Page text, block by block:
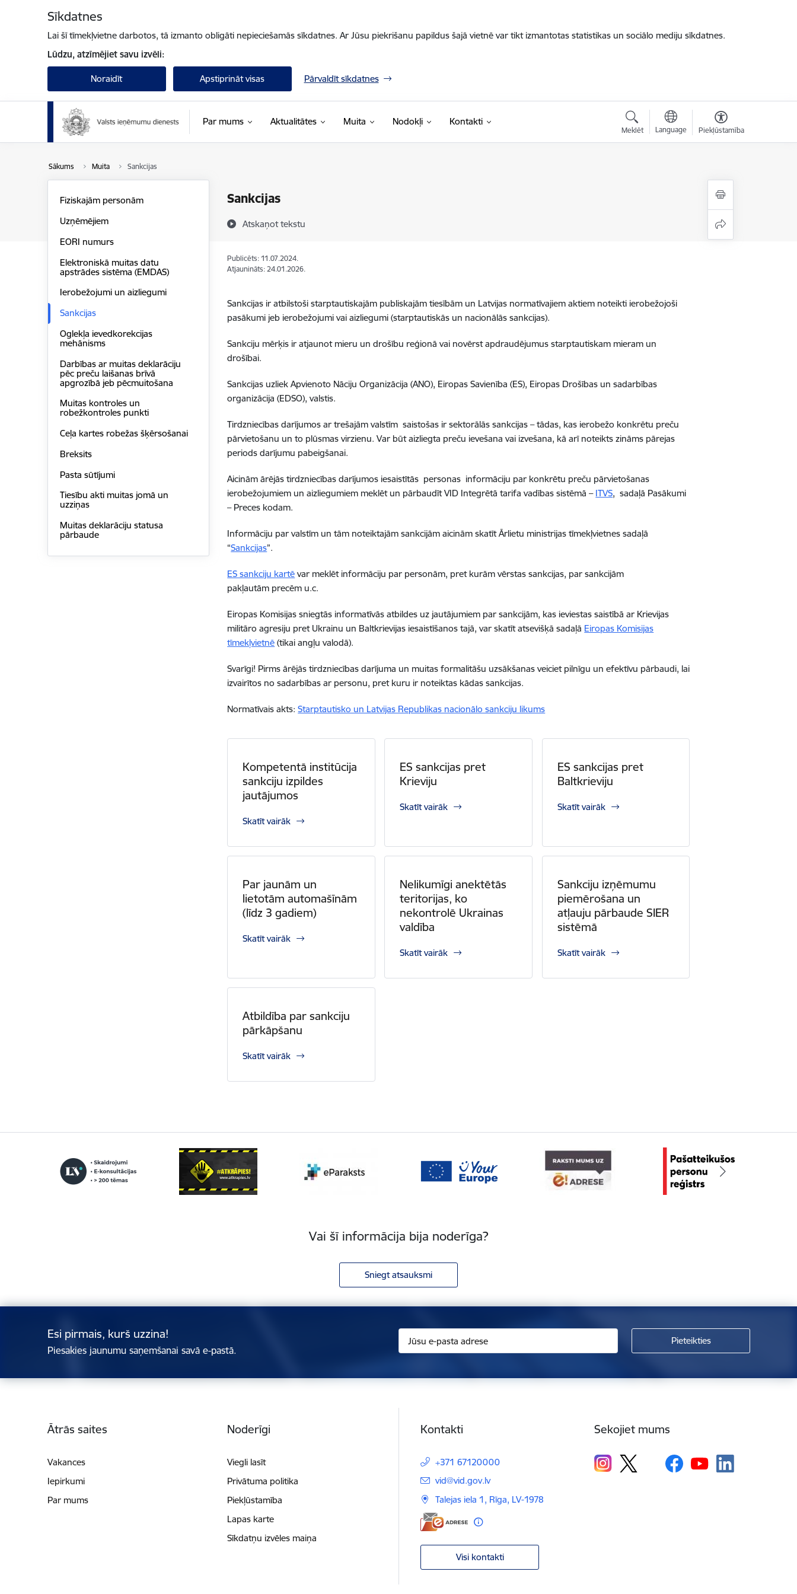
Sīkdatnes
Lai šī tīmekļvietne darbotos, tā izmanto obligāti nepieciešamās sīkdatnes. Ar Jūsu piekrišanu papildus šajā vietnē var tikt izmantotas statistikas un sociālo mediju sīkdatnes.
Lūdzu, atzīmējiet savu izvēli:
Noraidīt Apstiprināt visas Pārvaldīt sīkdatnes
Par mums Aktualitātes Muita Nodokļi Kontakti
Meklēt Language Piekļūstamība
Sākums Muita Sankcijas
Sankcijas
Atskaņot tekstu
Fiziskajām personām
Uzņēmējiem
EORI numurs
Elektroniskā muitas datu
apstrādes sistēma (EMDAS)
Ierobežojumi un aizliegumi
Sankcijas
Oglekļa ievedkorekcijas
mehānisms
Darbības ar muitas deklarāciju
pēc preču laišanas brīvā
apgrozībā jeb pēcmuitošana
Muitas kontroles un
robežkontroles punkti
Ceļa kartes robežas šķērsošanai
Breksits
Pasta sūtījumi
Tiesību akti muitas jomā un
uzziņas
Muitas deklarāciju statusa
pārbaude
Publicēts: 11.07.2024.
Atjaunināts: 24.01.2026.
Sankcijas ir atbilstoši starptautiskajām publiskajām tiesībām un Latvijas normatīvajiem aktiem noteikti ierobežojoši
pasākumi jeb ierobežojumi vai aizliegumi (starptautiskās un nacionālās sankcijas).
Sankciju mērķis ir atjaunot mieru un drošību reģionā vai novērst apdraudējumus starptautiskam mieram un
drošībai.
Sankcijas uzliek Apvienoto Nāciju Organizācija (ANO), Eiropas Savienība (ES), Eiropas Drošības un sadarbības
organizācija (EDSO), valstis.
Tirdzniecības darījumos ar trešajām valstīm saistošas ir sektorālās sankcijas – tādas, kas ierobežo konkrētu preču
pārvietošanu un to plūsmas virzienu. Var būt aizliegta preču ievešana vai izvešana, kā arī noteikts zināms pārejas
periods darījumu pabeigšanai.
Aicinām ārējās tirdzniecības darījumos iesaistītās personas informāciju par konkrētu preču pārvietošanas
ierobežojumiem un aizliegumiem meklēt un pārbaudīt VID Integrētā tarifa vadības sistēmā – ITVS, sadaļā Pasākumi
– Preces kodam.
Informāciju par valstīm un tām noteiktajām sankcijām aicinām skatīt Ārlietu ministrijas tīmekļvietnes sadaļā
“Sankcijas”.
ES sankciju kartē var meklēt informāciju par personām, pret kurām vērstas sankcijas, par sankcijām
pakļautām precēm u.c.
Eiropas Komisijas sniegtās informatīvās atbildes uz jautājumiem par sankcijām, kas ieviestas saistībā ar Krievijas
militāro agresiju pret Ukrainu un Baltkrievijas iesaistīšanos tajā, var skatīt atsevišķā sadaļā Eiropas Komisijas
tīmekļvietnē (tikai angļu valodā).
Svarīgi! Pirms ārējās tirdzniecības darījuma un muitas formalitāšu uzsākšanas veiciet pilnīgu un efektīvu pārbaudi, lai
izvairītos no sadarbības ar personu, pret kuru ir noteiktas kādas sankcijas.
Normatīvais akts:Starptautisko un Latvijas Republikas nacionālo sankciju likums
Kompetentā institūcija
sankciju izpildes
jautājumos
Skatīt vairāk
ES sankcijas pret
Krieviju
Skatīt vairāk
ES sankcijas pret
Baltkrieviju
Skatīt vairāk
Par jaunām un
lietotām automašīnām
(līdz 3 gadiem)
Skatīt vairāk
Nelikumīgi anektētās
teritorijas, ko
nekontrolē Ukrainas
valdība
Skatīt vairāk
Sankciju izņēmumu
piemērošana un
atļauju pārbaude SIER
sistēmā
Skatīt vairāk
Atbildība par sankciju
pārkāpšanu
Skatīt vairāk
Vai šī informācija bija noderīga?
Sniegt atsauksmi
Esi pirmais, kurš uzzina!
Piesakies jaunumu saņemšanai savā e-pastā.
Ātrās saites
Vakances
Iepirkumi
Par mums
Noderīgi
Viegli lasīt
Privātuma politika
Piekļūstamība
Lapas karte
Sīkdatņu izvēles maiņa
Kontakti
+371 67120000
E-pasts:
vid@vid.gov.lv
Talejas iela 1, Rīga, LV-1978
Visi kontakti
Sekojiet mums